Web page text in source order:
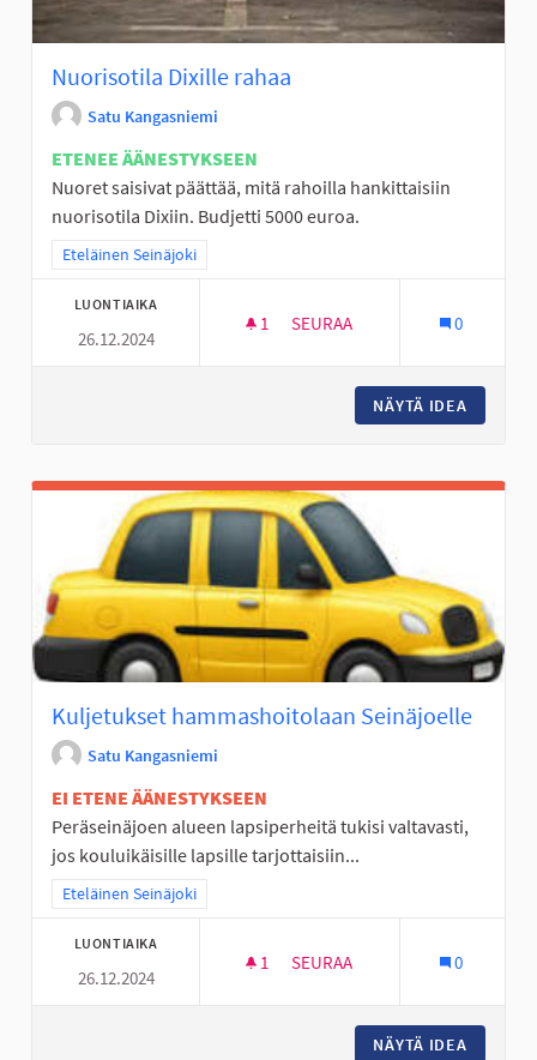
Nuorisotila Dixille rahaa
Satu Kangasniemi
ETENEE ÄÄNESTYKSEEN
Nuoret saisivat päättää, mitä rahoilla hankittaisiin
nuorisotila Dixiin. Budjetti 5000 euroa.
Rajaa tulokset teeman mukaan: Eteläinen Seinäjoki
Eteläinen Seinäjoki
LUONTIAIKA
26.12.2024
1 1 SEURAAJA
SEURAA 0
NÄYTÄ IDEA
Kuljetukset hammashoitolaan Seinäjoelle
Satu Kangasniemi
EI ETENE ÄÄNESTYKSEEN
Peräseinäjoen alueen lapsiperheitä tukisi valtavasti,
jos kouluikäisille lapsille tarjottaisiin...
Rajaa tulokset teeman mukaan: Eteläinen Seinäjoki
Eteläinen Seinäjoki
LUONTIAIKA
26.12.2024
1 1 SEURAAJA
SEURAA 0
NÄYTÄ IDEA